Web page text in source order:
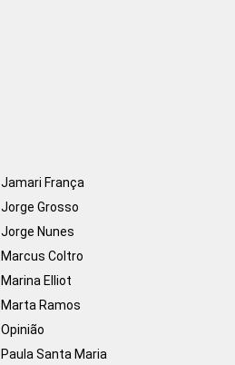
Jamari França
Jorge Grosso
Jorge Nunes
Marcus Coltro
Marina Elliot
Marta Ramos
Opinião
Paula Santa Maria